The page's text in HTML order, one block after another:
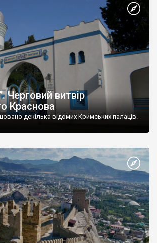
Черговий витвір
Краснова
декілька відомих Кримських палаців.